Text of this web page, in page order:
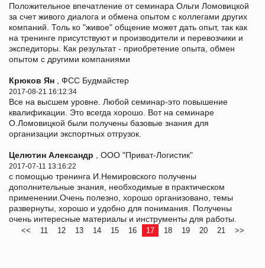
Положительное впечатление от семинара Ольги Ломовицкой
за счет живого диалога и обмена опытом с коллегами других
компаний. Толь ко "живое" общение может дать опыт, так как
на тренинге присутствуют и производители и перевозчики и
экспедиторы. Как результат - приобретение опыта, обмен
опытом с другими компаниями
Крюков Ян , ФСС Будмайстер
2017-08-21 16:12:34
Все на высшем уровне. Любой семинар-это повышение
квалификации. Это всегда хорошо. Вот на семинаре
О.Ломовицкой были получены базовые знания для
организации экспортных отгрузок.
Целютин Александр , ООО "Приват-Логистик"
2017-07-11 13:16:22
с помощью тренинга И.Немировского получены
дополнительные знания, необходимые в практическом
применении.Очень полезно, хорошо организовано, темы
развернуты, хорошо и удобно для понимания. Получены
очень интересные материалы и инструменты для работы.
<< 11 12 13 14 15 16 17 18 19 20 21 >>